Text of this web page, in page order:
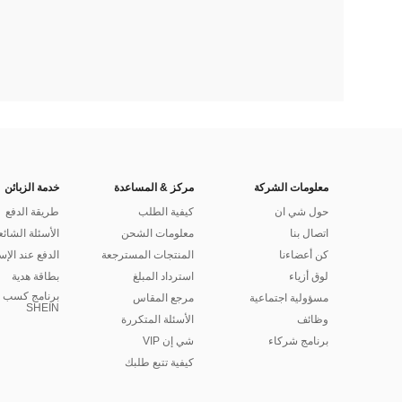
معلومات الشركة
حول شي ان
اتصال بنا
كن أعضاءنا
لوق أزياء
مسؤولية اجتماعية
وظائف
برنامج شركاء
مركز & المساعدة
كيفية الطلب
معلومات الشحن
المنتجات المسترجعة
استرداد المبلغ
مرجع المقاس
الأسئلة المتكررة
شي إن VIP
كيفية تتبع طلبك
خدمة الزبائن
طريقة الدفع
الأسئلة
الدفع عند
بطاقة هدية
برنامج كسب
SHEIN